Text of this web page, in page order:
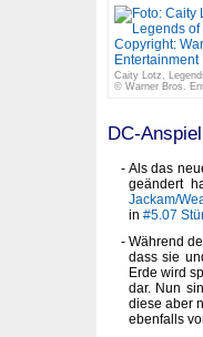
Caity Lotz,
© Warner Bros.
DC-
Als das
geändert
Jackam/
in #5.07
Während
dass sie
Erde wird
dar. Nun
diese aber
ebenfalls